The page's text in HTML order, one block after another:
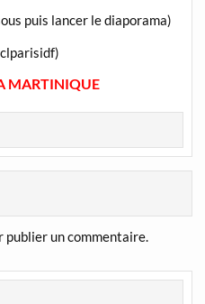
puis lancer le diaporama)
MARTINIQUE
publier un commentaire.